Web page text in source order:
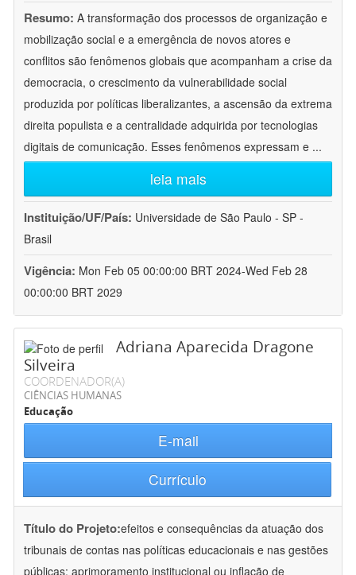
Resumo: A transformação dos processos de organização e
mobilização social e a emergência de novos atores e
conflitos são fenômenos globais que acompanham a crise da
democracia, o crescimento da vulnerabilidade social
produzida por políticas liberalizantes, a ascensão da extrema
direita populista e a centralidade adquirida por tecnologias
digitais de comunicação. Esses fenômenos expressam e ...
leia mais
Instituição/UF/País: Universidade de São Paulo - SP -
Brasil
Vigência: Mon Feb 05 00:00:00 BRT 2024-Wed Feb 28
00:00:00 BRT 2029
Adriana Aparecida Dragone
Silveira
COORDENADOR(A)
CIÊNCIAS HUMANAS
Educação
E-mail
Currículo
Título do Projeto:efeitos e consequências da atuação dos
tribunais de contas nas políticas educacionais e nas gestões
públicas: aprimoramento institucional ou inflação de